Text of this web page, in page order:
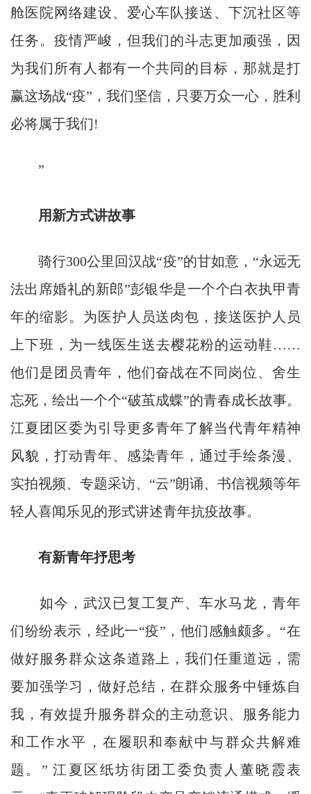
舱医院网络建设、爱心车队接送、下沉社区等
任务。疫情严峻，但我们的斗志更加顽强，因
为我们所有人都有一个共同的目标，那就是打
赢这场战“疫”，我们坚信，只要万众一心，胜利
必将属于我们!
”
用新方式讲故事
骑行300公里回汉战“疫”的甘如意，“永远无
法出席婚礼的新郎”彭银华是一个个白衣执甲青
年的缩影。为医护人员送肉包，接送医护人员
上下班，为一线医生送去樱花粉的运动鞋……
他们是团员青年，他们奋战在不同岗位、舍生
忘死，绘出一个个“破茧成蝶”的青春成长故事。
江夏团区委为引导更多青年了解当代青年精神
风貌，打动青年、感染青年，通过手绘条漫、
实拍视频、专题采访、“云”朗诵、书信视频等年
轻人喜闻乐见的形式讲述青年抗疫故事。
有新青年抒思考
如今，武汉已复工复产、车水马龙，青年
们纷纷表示，经此一“疫”，他们感触颇多。“在
做好服务群众这条道路上，我们任重道远，需
要加强学习，做好总结，在群众服务中锤炼自
我，有效提升服务群众的主动意识、服务能力
和工作水平，在履职和奉献中与群众共解难
题。” 江夏区纸坊街团工委负责人董晓霞表